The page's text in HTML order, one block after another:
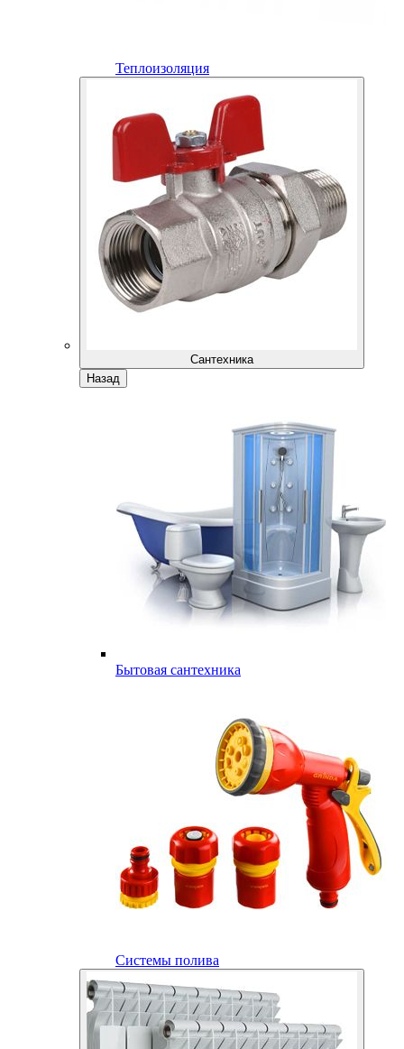
Теплоизоляция
Сантехника
Назад
Бытовая сантехника
Системы полива